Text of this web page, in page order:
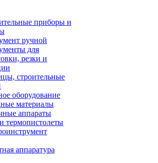
приборы и
ручной
для
резки и
строительные
оборудование
материалы
аппараты
термопистолеты
аппаратура